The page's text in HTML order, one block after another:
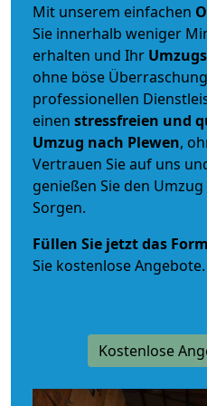
Mit unserem einfachen
Sie innerhalb weniger
erhalten und Ihr
ohne böse
professionellen
einen stressfreien und
Umzug nach Plewen,
Vertrauen Sie auf uns
genießen Sie den
Sorgen.
Füllen Sie jetzt das
Sie kostenlose Angebote.
Kostenlose